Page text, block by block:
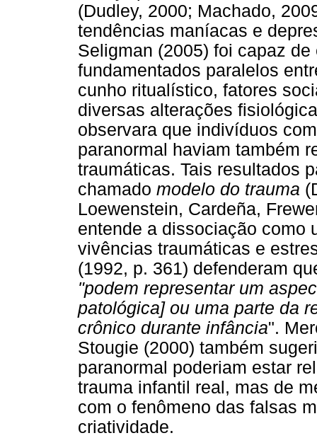
(Dudley, 2000; Machado,
tendências maníacas e
Seligman (2005) foi capaz
fundamentados paralelos
cunho ritualístico, fatores
diversas alterações
observara que indivíduos
paranormal haviam também
traumáticas. Tais resultados
chamado modelo do trauma
Loewenstein, Cardeña,
entende a dissociação como
vivências traumáticas e
(1992, p. 361) defenderam
"podem representar um
patológica] ou uma parte da
crônico durante infância".
Stougie (2000) também
paranormal poderiam estar
trauma infantil real, mas de
com o fenômeno das falsas
criatividade.